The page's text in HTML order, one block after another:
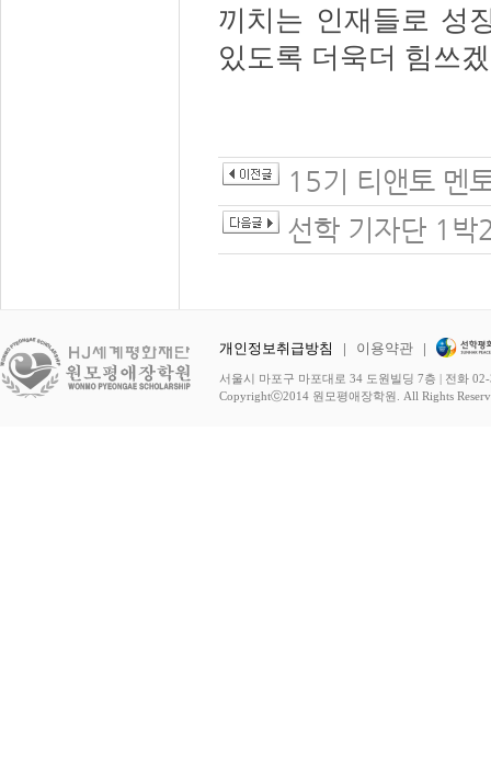
끼치는 인재들로 성
있도록 더욱더 힘쓰
15기 티앤토 멘
선학 기자단 1박
개인정보취급방침 | 이용약관 |
서울시 마포구 마포대로 34 도원빌딩 7층 | 전화
Copyrightⓒ2014 원모평애장학원. All Rights